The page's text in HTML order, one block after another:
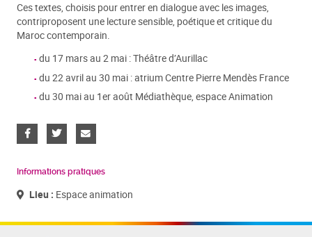
Ces textes, choisis pour entrer en dialogue avec les images,
contriproposent une lecture sensible, poétique et critique du
Maroc contemporain.
du 17 mars au 2 mai : Théâtre d’Aurillac
du 22 avril au 30 mai : atrium Centre Pierre Mendès France
du 30 mai au 1er août Médiathèque, espace Animation
Informations pratiques
Lieu : Espace animation